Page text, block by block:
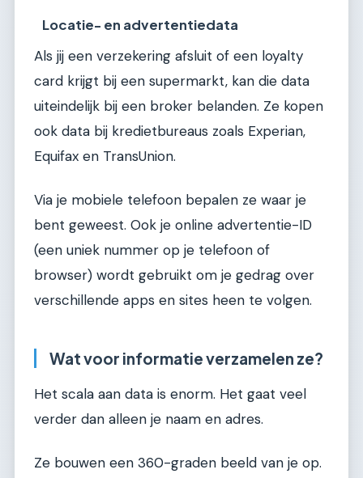
Locatie- en advertentiedata
Als jij een verzekering afsluit of een loyalty
card krijgt bij een supermarkt, kan die data
uiteindelijk bij een broker belanden. Ze kopen
ook data bij kredietbureaus zoals Experian,
Equifax en TransUnion.
Via je mobiele telefoon bepalen ze waar je
bent geweest. Ook je online advertentie-ID
(een uniek nummer op je telefoon of
browser) wordt gebruikt om je gedrag over
verschillende apps en sites heen te volgen.
Wat voor informatie verzamelen ze?
Het scala aan data is enorm. Het gaat veel
verder dan alleen je naam en adres.
Ze bouwen een 360-graden beeld van je op.